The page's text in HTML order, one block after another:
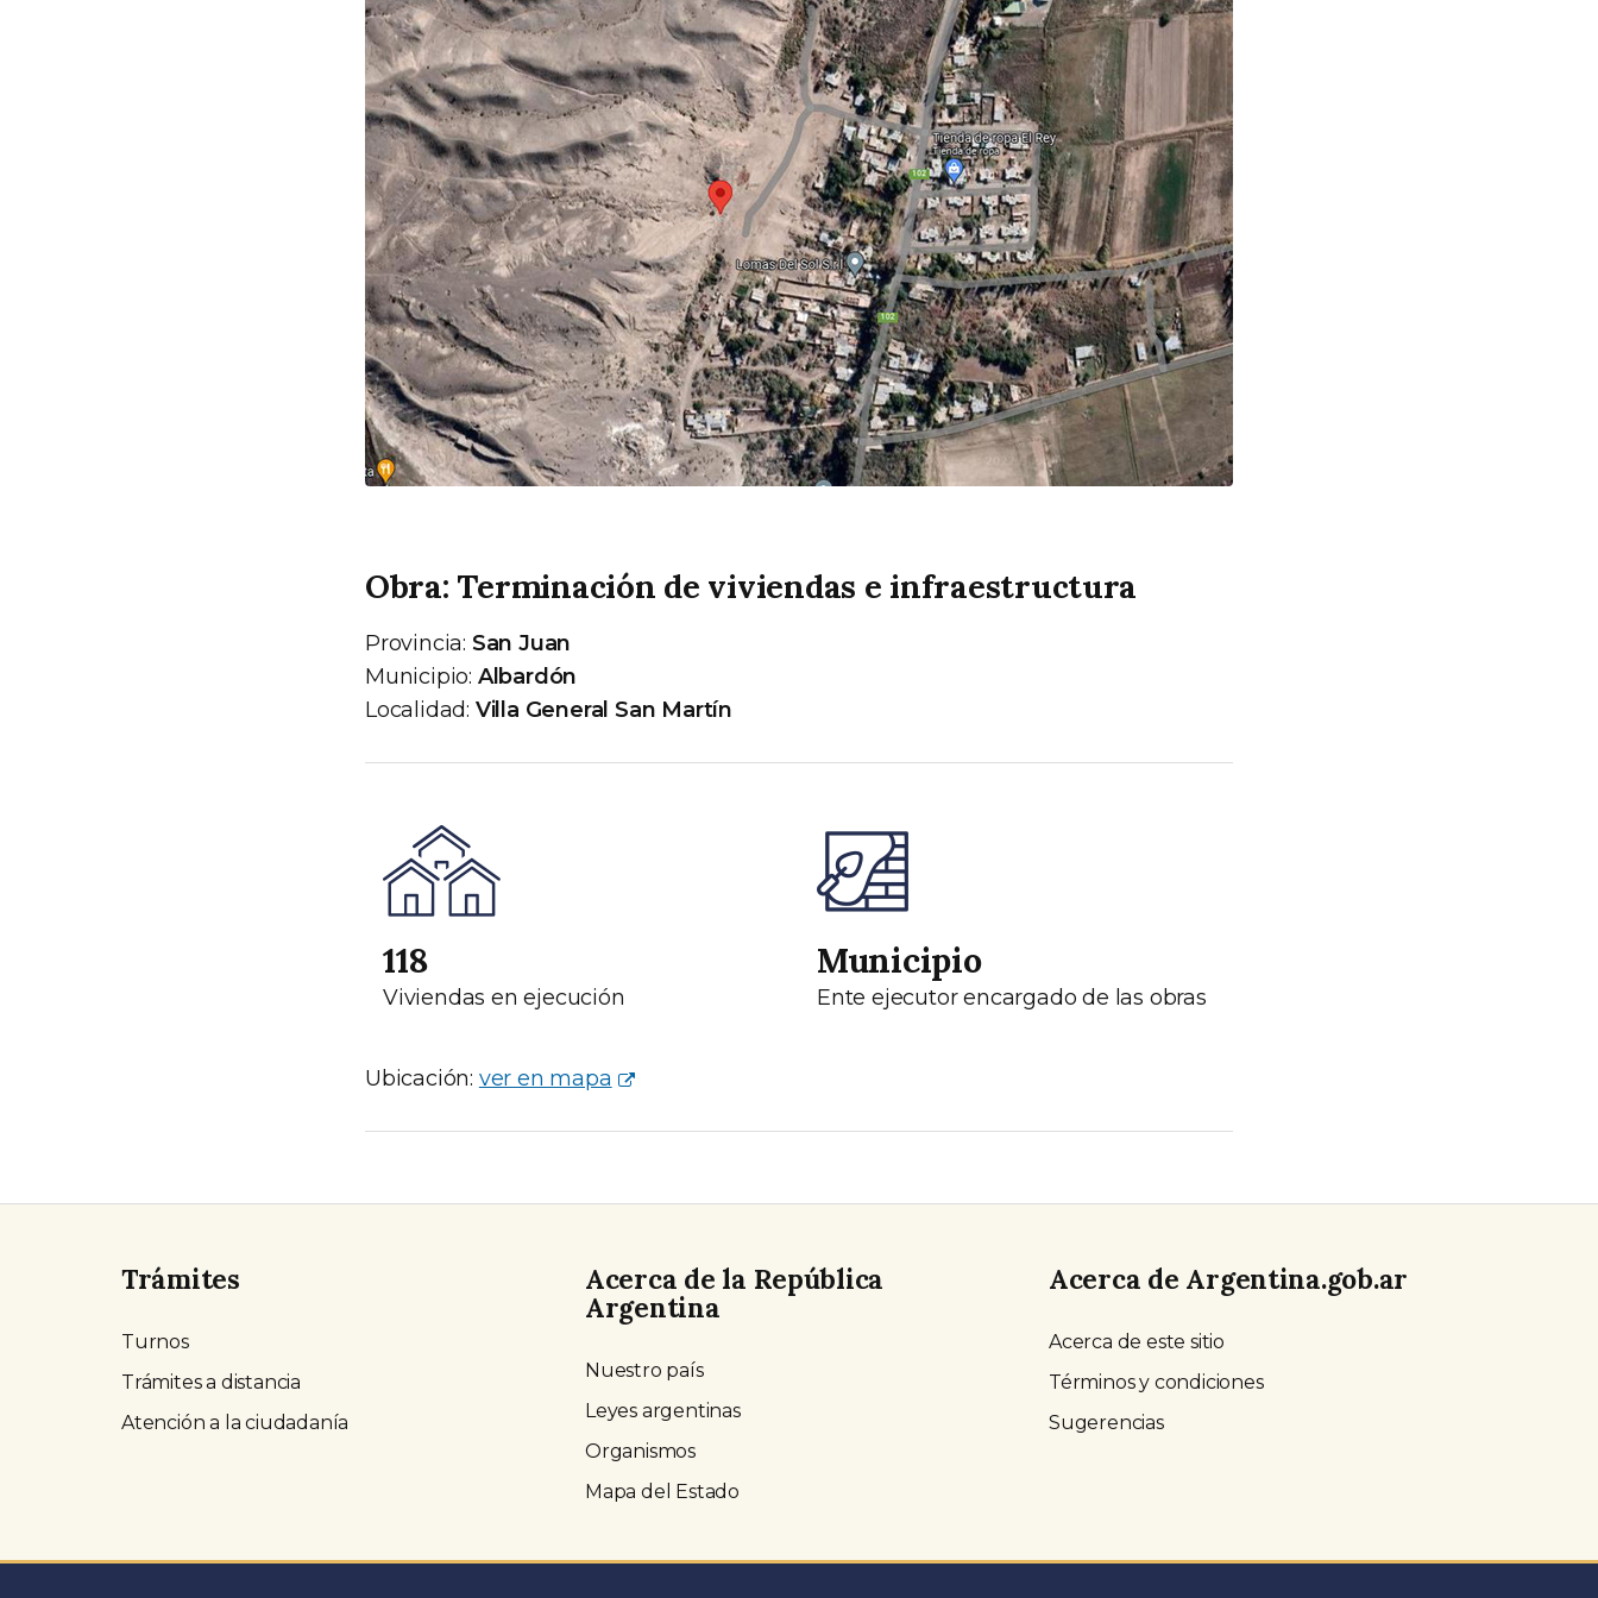
Obra: Terminación de viviendas e infraestructura
Provincia: San Juan
Municipio: Albardón
Localidad: Villa General San Martín
118
Viviendas en ejecución
Municipio
Ente ejecutor encargado de las obras
Ubicación: ver en mapa
Trámites
Turnos
Trámites a distancia
Atención a la ciudadanía
Acerca de la República
Argentina
Nuestro país
Leyes argentinas
Organismos
Mapa del Estado
Acerca de Argentina.gob.ar
Acerca de este sitio
Términos y condiciones
Sugerencias